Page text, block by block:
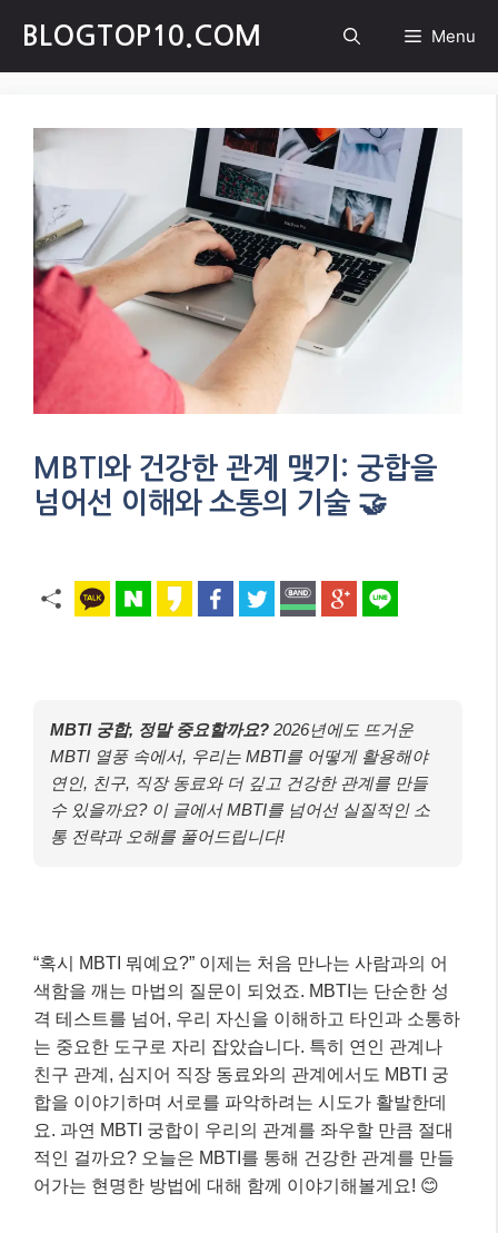
content
BLOGTOP10.COM Menu
MBTI와 건강한 관계 맺기: 궁합을
넘어선 이해와 소통의 기술 🤝
MBTI 궁합, 정말 중요할까요? 2026년에도 뜨거운
MBTI 열풍 속에서, 우리는 MBTI를 어떻게 활용해야
연인, 친구, 직장 동료와 더 깊고 건강한 관계를 만들
수 있을까요? 이 글에서 MBTI를 넘어선 실질적인 소
통 전략과 오해를 풀어드립니다!
“혹시 MBTI 뭐예요?” 이제는 처음 만나는 사람과의 어
색함을 깨는 마법의 질문이 되었죠. MBTI는 단순한 성
격 테스트를 넘어, 우리 자신을 이해하고 타인과 소통하
는 중요한 도구로 자리 잡았습니다. 특히 연인 관계나
친구 관계, 심지어 직장 동료와의 관계에서도 MBTI 궁
합을 이야기하며 서로를 파악하려는 시도가 활발한데
요. 과연 MBTI 궁합이 우리의 관계를 좌우할 만큼 절대
적인 걸까요? 오늘은 MBTI를 통해 건강한 관계를 만들
어가는 현명한 방법에 대해 함께 이야기해볼게요! 😊